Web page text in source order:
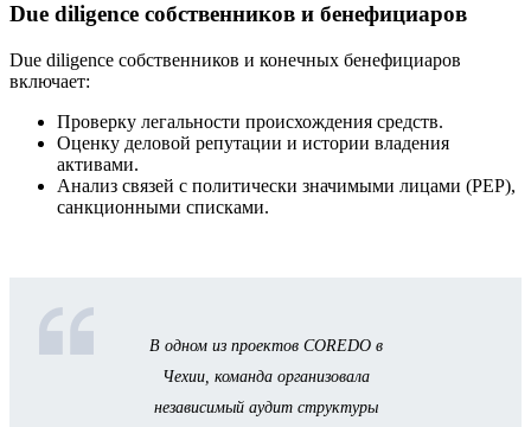
Due diligence собственников и бенефициаров
Due diligence собственников и конечных бенефициаров
включает:
Проверку легальности происхождения средств.
Оценку деловой репутации и истории владения
активами.
Анализ связей с политически значимыми лицами (PEP),
санкционными списками.
В одном из проектов COREDO в
Чехии, команда организовала
независимый аудит структуры